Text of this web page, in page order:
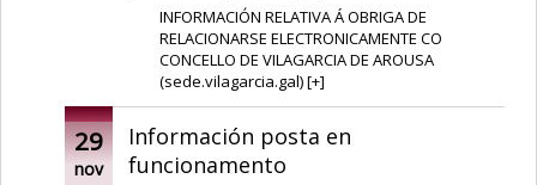
INFORMACIÓN RELATIVA Á OBRIGA DE
RELACIONARSE ELECTRONICAMENTE CO
CONCELLO DE VILAGARCIA DE AROUSA
(sede.vilagarcia.gal)[+]
29
nov
Información posta en
funcionamento